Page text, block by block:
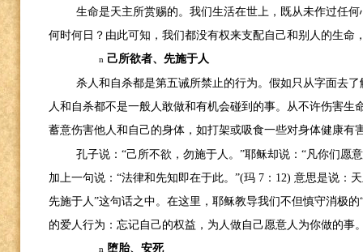
生命是天主所赏赐的。我们生活在世上，既从未作过任
何时何日？由此可知，我们都没有权来支配自己和别人的生命
n 己所欲者、先施于人
杀人和自杀都是第五诫所禁止的行为。假如只从字面去
人和自杀都不是一般人敢做和有机会碰到的事。从不许伤害生
蓄意伤害他人和自己的身体，如打架或吸食一些对身体健康有
孔子说：“己所不欲，勿施于人。”耶稣却说：“凡你们愿
加上一句说：“法律和先知即在于此。”(玛 7 ： 12)意思是说：
先施于人”这句话之中。在这里，耶稣教导我们不但慎守消极
的爱人行为：忘记自己的权益，为人做自己愿意人为你做的事
n 堕胎、安死